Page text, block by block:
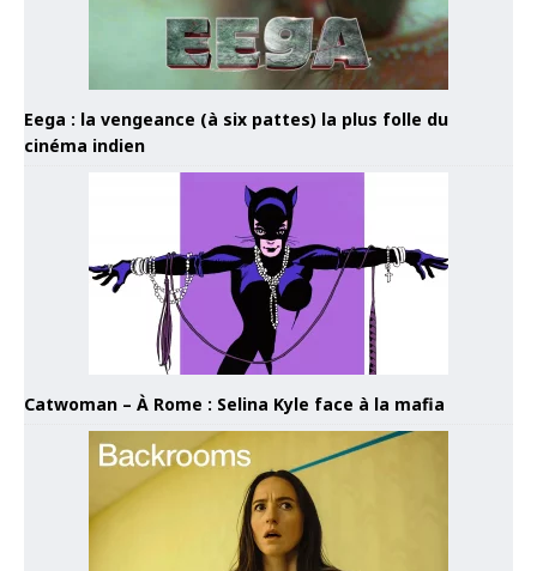
Eega : la vengeance (à six pattes) la plus folle du
cinéma indien
Catwoman – À Rome : Selina Kyle face à la mafia